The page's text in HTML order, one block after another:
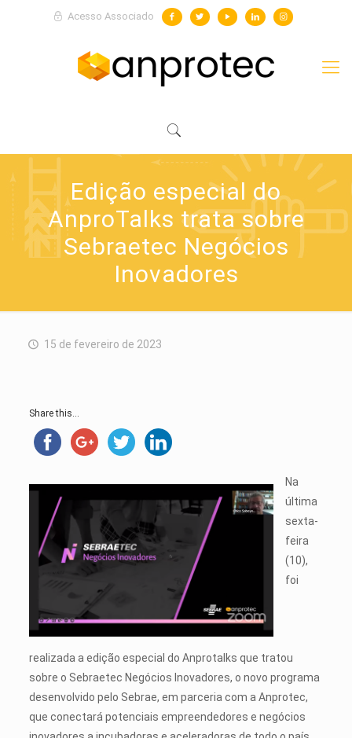
Acesso Associado
Edição especial do
AnproTalks trata sobre
Sebraetec Negócios
Inovadores
15 de fevereiro de 2023
Share this...
Na
última
sexta-
feira
(10),
foi
realizada a edição especial do Anprotalks que tratou
sobre o Sebraetec Negócios Inovadores, o novo programa
desenvolvido pelo Sebrae, em parceria com a Anprotec,
que conectará potenciais empreendedores e negócios